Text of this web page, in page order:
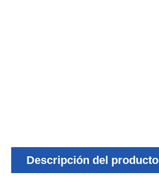
Descripción del producto